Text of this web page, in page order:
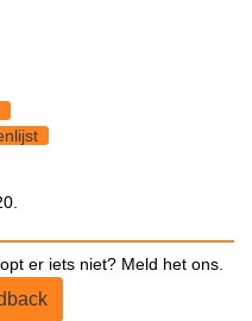
er iets niet? Meld het ons.